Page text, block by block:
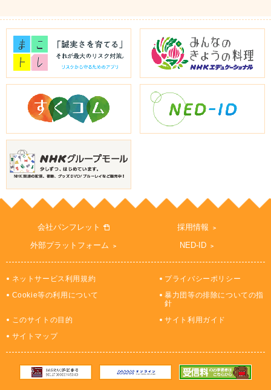
会社パンフレット
採用情報
外部プラットフォーム
NED-ID
ネットサービス利用規約
プライバシーポリシー
Cookie等の利用について
暴力団等の排除についての指
針
このサイトの目的
サイト利用ガイド
サイトマップ